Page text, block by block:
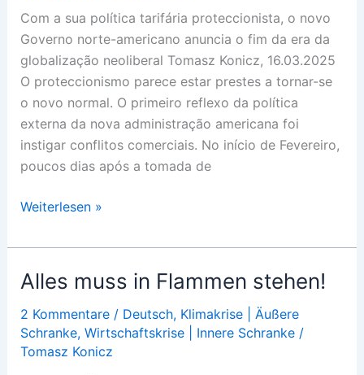
Com a sua política tarifária proteccionista, o novo
Governo norte-americano anuncia o fim da era da
globalização neoliberal Tomasz Konicz, 16.03.2025
O proteccionismo parece estar prestes a tornar-se
o novo normal. O primeiro reflexo da política
externa da nova administração americana foi
instigar conflitos comerciais. No início de Fevereiro,
poucos dias após a tomada de
Tarifa
tarifa
na
crise
Weiterlesen »
Alles muss in Flammen stehen!
2 Kommentare / Deutsch, Klimakrise | Äußere
Schranke, Wirtschaftskrise | Innere Schranke/
Tomasz Konicz